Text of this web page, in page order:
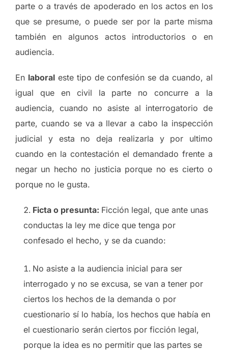
parte o a través de apoderado en los actos en los
que se presume, o puede ser por la parte misma
también en algunos actos introductorios o en
audiencia.
En laboraleste tipo de confesión se da cuando, al
igual que en civil la parte no concurre a la
audiencia, cuando no asiste al interrogatorio de
parte, cuando se va a llevar a cabo la inspección
judicial y esta no deja realizarla y por ultimo
cuando en la contestación el demandado frente a
negar un hecho no justicia porque no es cierto o
porque no le gusta.
Ficta o presunta: Ficción legal, que ante unas
conductas la ley me dice que tenga por
confesado el hecho, y se da cuando:
No asiste a la audiencia inicial para ser
interrogado y no se excusa, se van a tener por
ciertos los hechos de la demanda o por
cuestionario sí lo había, los hechos que había en
el cuestionario serán ciertos por ficción legal,
porque la idea es no permitir que las partes se